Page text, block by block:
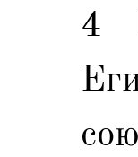
4